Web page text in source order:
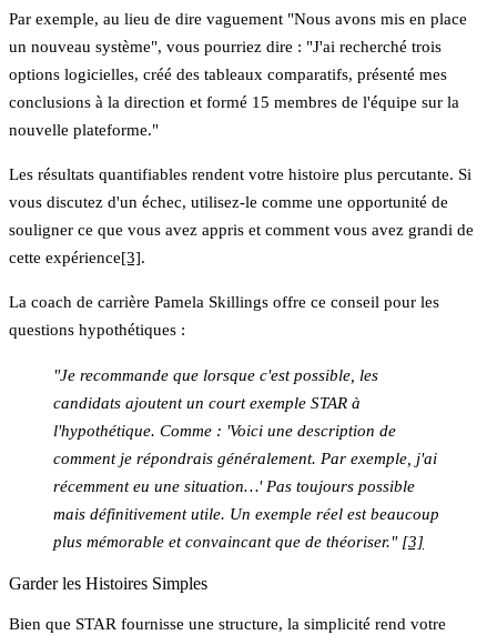
Par exemple, au lieu de dire vaguement "Nous avons mis en place
un nouveau système", vous pourriez dire : "J'ai recherché trois
options logicielles, créé des tableaux comparatifs, présenté mes
conclusions à la direction et formé 15 membres de l'équipe sur la
nouvelle plateforme."
Les résultats quantifiables rendent votre histoire plus percutante. Si
vous discutez d'un échec, utilisez-le comme une opportunité de
souligner ce que vous avez appris et comment vous avez grandi de
cette expérience[3].
La coach de carrière Pamela Skillings offre ce conseil pour les
questions hypothétiques :
"Je recommande que lorsque c'est possible, les
candidats ajoutent un court exemple STAR à
l'hypothétique. Comme : 'Voici une description de
comment je répondrais généralement. Par exemple, j'ai
récemment eu une situation…' Pas toujours possible
mais définitivement utile. Un exemple réel est beaucoup
plus mémorable et convaincant que de théoriser." [3]
Garder les Histoires Simples
Bien que STAR fournisse une structure, la simplicité rend votre